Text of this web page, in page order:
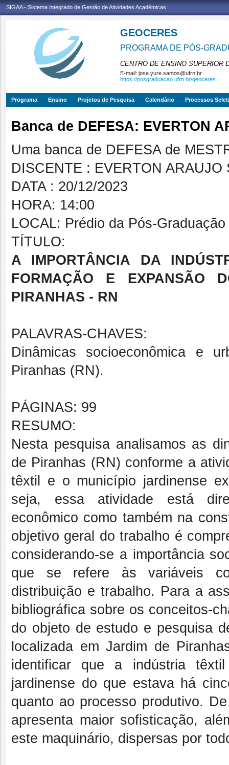
SIGAA - Sistema Integrado de Gestão de Atividades Acadêmicas
GEOCERES
PROGRAMA DE PÓS-
CENTRO DE ENSINO SUPERIOR
E-mail: jose.yure.santos@ufrn.br
https://posgraduacao.ufrn.br/geoceres
Programa Ensino Projetos de Pesquisa Calendário Processos
Banca de DEFESA: EVERTON
Uma banca de DEFESA de
DISCENTE : EVERTON ARAUJO
DATA : 20/12/2023
HORA: 14:00
LOCAL: Prédio da Pós-
TÍTULO:
A IMPORTÂNCIA DA
FORMAÇÃO E EXPANSÃO
PIRANHAS - RN
PALAVRAS-CHAVES:
Dinâmicas socioeconômica e
Piranhas (RN).
PÁGINAS: 99
RESUMO:
Nesta pesquisa analisamos as
de Piranhas (RN) conforme a
têxtil e o município jardinense
seja, essa atividade está
econômico como também na
objetivo geral do trabalho é
considerando-se a importância
que se refere às variáveis
distribuição e trabalho. Para a
bibliográfica sobre os conceitos-
do objeto de estudo e pesquisa
localizada em Jardim de
identificar que a indústria
jardinense do que estava há
quanto ao processo produtivo.
apresenta maior sofisticação,
este maquinário, dispersas por